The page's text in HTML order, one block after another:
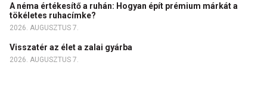
A néma értékesítő a ruhán: Hogyan épít prémium márkát a
tökéletes ruhacímke?
2026. AUGUSZTUS 7.
Visszatér az élet a zalai gyárba
2026. AUGUSZTUS 7.